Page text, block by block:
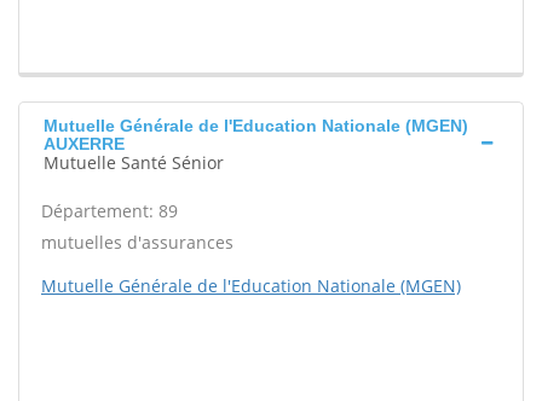
Mutuelle Générale de l'Education Nationale (MGEN)
AUXERRE
Mutuelle Santé Sénior
Département: 89
mutuelles d'assurances
Mutuelle Générale de l'Education Nationale (MGEN)